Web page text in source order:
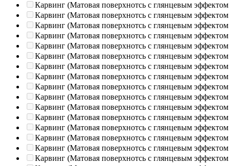
Карвинг (Матовая поверхнотсь с глянцевым эффектом
Карвинг (Матовая поверхнотсь с глянцевым эффектом
Карвинг (Матовая поверхнотсь с глянцевым эффектом
Карвинг (Матовая поверхнотсь с глянцевым эффектом
Карвинг (Матовая поверхнотсь с глянцевым эффектом
Карвинг (Матовая поверхнотсь с глянцевым эффектом
Карвинг (Матовая поверхнотсь с глянцевым эффектом
Карвинг (Матовая поверхнотсь с глянцевым эффектом
Карвинг (Матовая поверхнотсь с глянцевым эффектом
Карвинг (Матовая поверхнотсь с глянцевым эффектом
Карвинг (Матовая поверхнотсь с глянцевым эффектом
Карвинг (Матовая поверхнотсь с глянцевым эффектом
Карвинг (Матовая поверхнотсь с глянцевым эффектом
Карвинг (Матовая поверхнотсь с глянцевым эффектом
Карвинг (Матовая поверхнотсь с глянцевым эффектом
Карвинг (Матовая поверхнотсь с глянцевым эффектом